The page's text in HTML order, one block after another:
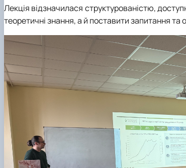
Лекція відзначилася структурованістю,
теоретичні знання, а й поставити запитання та